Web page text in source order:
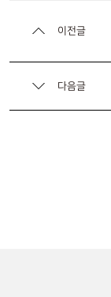
이전글
다음글